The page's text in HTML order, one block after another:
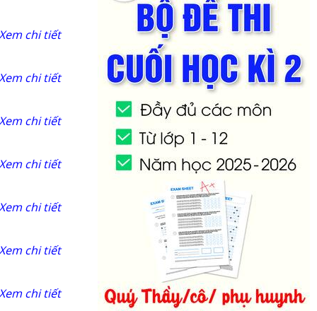
chi tiết
chi tiết
chi tiết
chi tiết
chi tiết
chi tiết
chi tiết